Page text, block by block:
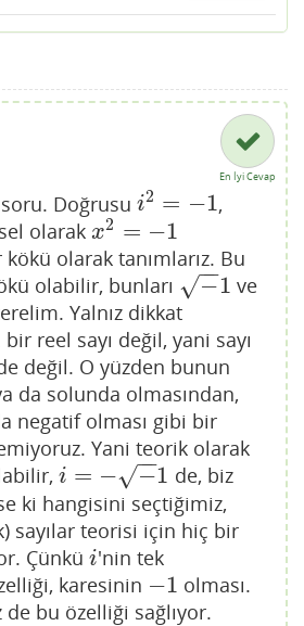
En İyi Cevap
Doğrusu i2 = −1
i2 =−1
,
olarakx2 = −1
x2= −1
olarak tanımlarız. Bu
olabilir, bunları
−
−
−
√ 1
−1 ve
Yalnız dikkat
bir reel sayı değil, yani sayı
değil. O yüzden bunun
da solunda olmasından,
negatif olması gibi bir
Yani teorik olarak
i = − −
−
−
√ 1
i= −− 1
de, biz
ki hangisini seçtiğimiz,
sayılar teorisi için hiç bir
Çünkü i
i'nin tek
karesinin −1
−1 olması.
bu özelliği sağlıyor.